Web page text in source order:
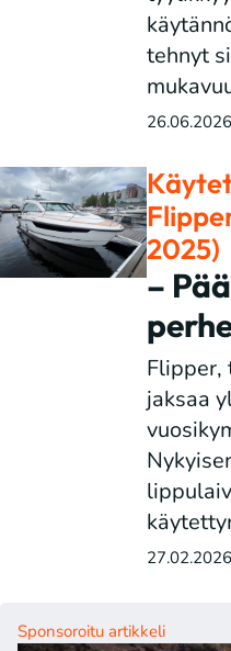
tehnyt
2025)
–
Flipper,
jaksaa
Sponsoroitu artikkeli